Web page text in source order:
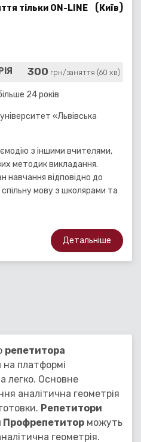
тільки ON-LINE ( Київ)
300 грн/заняття (60 хв)
24 років
«Львівська
з іншими вчителями,
методик викладання.
навчання відповідно до
мову з школярами та
Детальніше
репетитора
на платформі
легко. Основне
аналітична геометрія
Репетитори
Профрепетитор можуть
геометрія.